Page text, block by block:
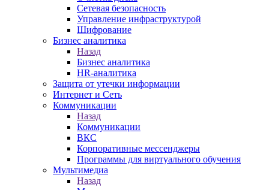
Сетевая безопасность
Управление инфраструктурой
Шифрование
Бизнес аналитика
Назад
Бизнес аналитика
HR-аналитика
Защита от утечки информации
Интернет и Сеть
Коммуникации
Назад
Коммуникации
ВКС
Корпоративные мессенджеры
Программы для виртуального обучения
Мультимедиа
Назад